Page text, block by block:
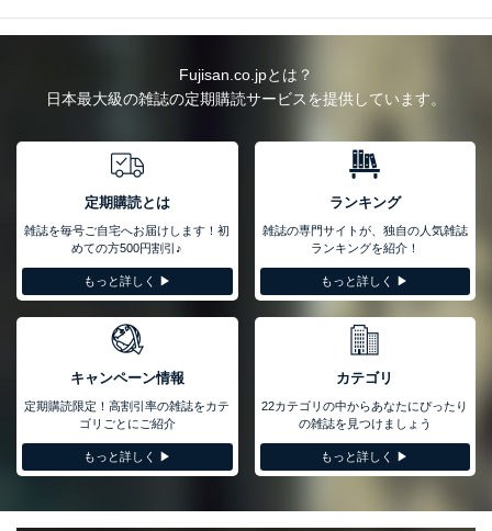
Fujisan.co.jpとは？
日本最大級の雑誌の定期購読サービスを提供しています。
定期購読とは
雑誌を毎号ご自宅へお届けします！初
めての方500円割引♪
もっと詳しく ▶︎
ランキング
雑誌の専門サイトが、独自の人気雑誌
ランキングを紹介！
もっと詳しく ▶︎
キャンペーン情報
定期購読限定！高割引率の雑誌をカテ
ゴリごとにご紹介
もっと詳しく ▶︎
カテゴリ
22カテゴリの中からあなたにぴったり
の雑誌を見つけましょう
もっと詳しく ▶︎